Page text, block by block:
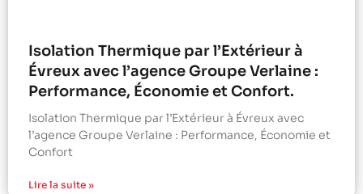
Isolation Thermique par l’Extérieur à
Évreux avec l’agence Groupe Verlaine :
Performance, Économie et Confort.
Isolation Thermique par l’Extérieur à Évreux avec
l’agence Groupe Verlaine : Performance, Économie et
Confort
Lire la suite »